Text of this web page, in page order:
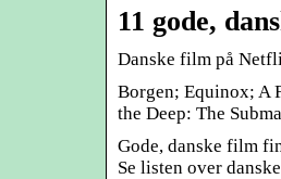
11 gode,
Danske film på
Borgen; Equinox; A
the Deep: The
Gode, danske film
Se listen over